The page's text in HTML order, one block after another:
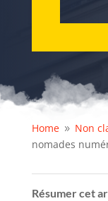
Home 9 Non
nomades
Résumer cet